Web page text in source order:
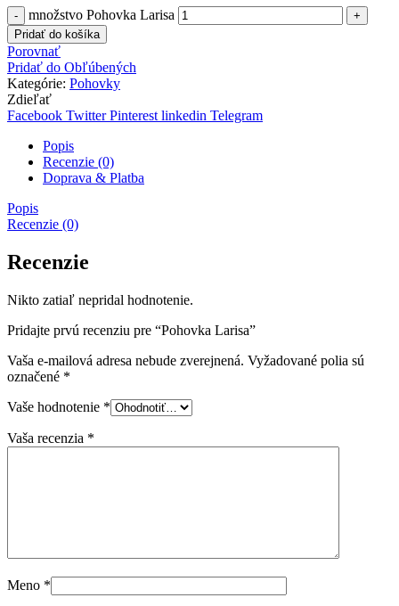
množstvo Pohovka Larisa
Pridať do košíka
Porovnať
Pridať do Obľúbených
Kategórie: Pohovky
Zdieľať
Facebook Twitter Pinterest linkedin Telegram
Popis
Recenzie (0)
Doprava & Platba
Popis
Recenzie (0)
Recenzie
Nikto zatiaľ nepridal hodnotenie.
Pridajte prvú recenziu pre “Pohovka Larisa”
Vaša e-mailová adresa nebude zverejnená. Vyžadované polia sú
označené *
Vaše hodnotenie *
Vaša recenzia *
Meno *